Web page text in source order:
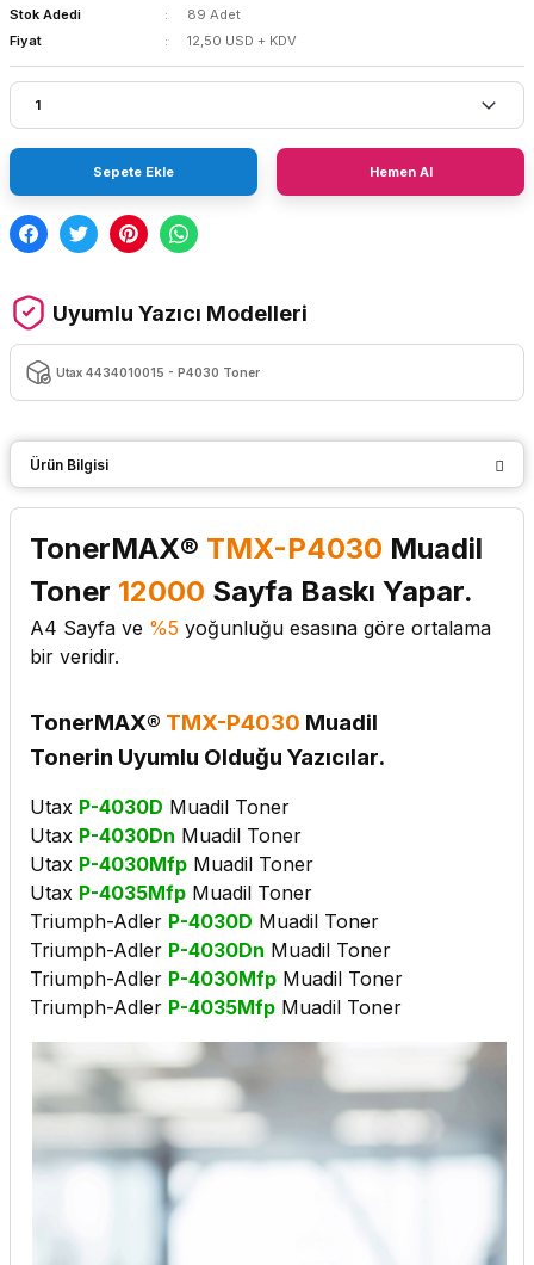
Stok Adedi
89 Adet
Fiyat
12,50 USD + KDV
Sepete Ekle Hemen Al
Uyumlu Yazıcı Modelleri
Utax 4434010015 - P4030 Toner
Ürün Bilgisi
TonerMAX® TMX-P4030 Muadil
Toner 12000 Sayfa Baskı Yapar.
A4 Sayfa ve %5 yoğunluğu esasına göre ortalama
bir veridir.
TonerMAX® TMX-P4030 Muadil
Tonerin Uyumlu Olduğu Yazıcılar.
Utax P-4030D Muadil Toner
Utax P-4030Dn Muadil Toner
Utax P-4030Mfp Muadil Toner
Utax P-4035Mfp Muadil Toner
Triumph-Adler P-4030D Muadil Toner
Triumph-Adler P-4030Dn Muadil Toner
Triumph-Adler P-4030Mfp Muadil Toner
Triumph-Adler P-4035Mfp Muadil Toner